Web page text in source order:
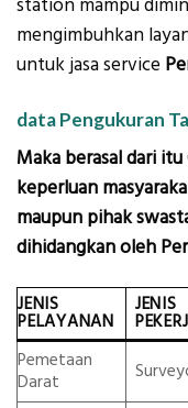
mengimbuhkan
untuk jasa service
data Pengukuran
Maka berasal dari
keperluan
maupun pihak
dihidangkan oleh
JENIS
PELAYANAN
JENIS
Pemetaan
Darat